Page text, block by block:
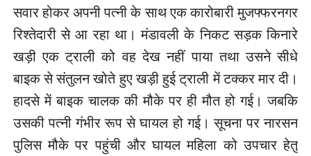
सवार होकर अपनी पत्नी के साथ एक कारोबारी मुजफ्फरनगर
रिश्तेदारी से आ रहा था। मंडावली के निकट सड़क किनारे
खड़ी एक ट्राली को वह देख नहीं पाया तथा उसने सीधे
बाइक से संतुलन खोते हुए खड़ी हुई ट्राली में टक्कर मार दी।
हादसे में बाइक चालक की मौके पर ही मौत हो गई। जबकि
उसकी पत्नी गंभीर रूप से घायल हो गई। सूचना पर नारसन
पुलिस मौके पर पहुंची और घायल महिला को उपचार हेतु